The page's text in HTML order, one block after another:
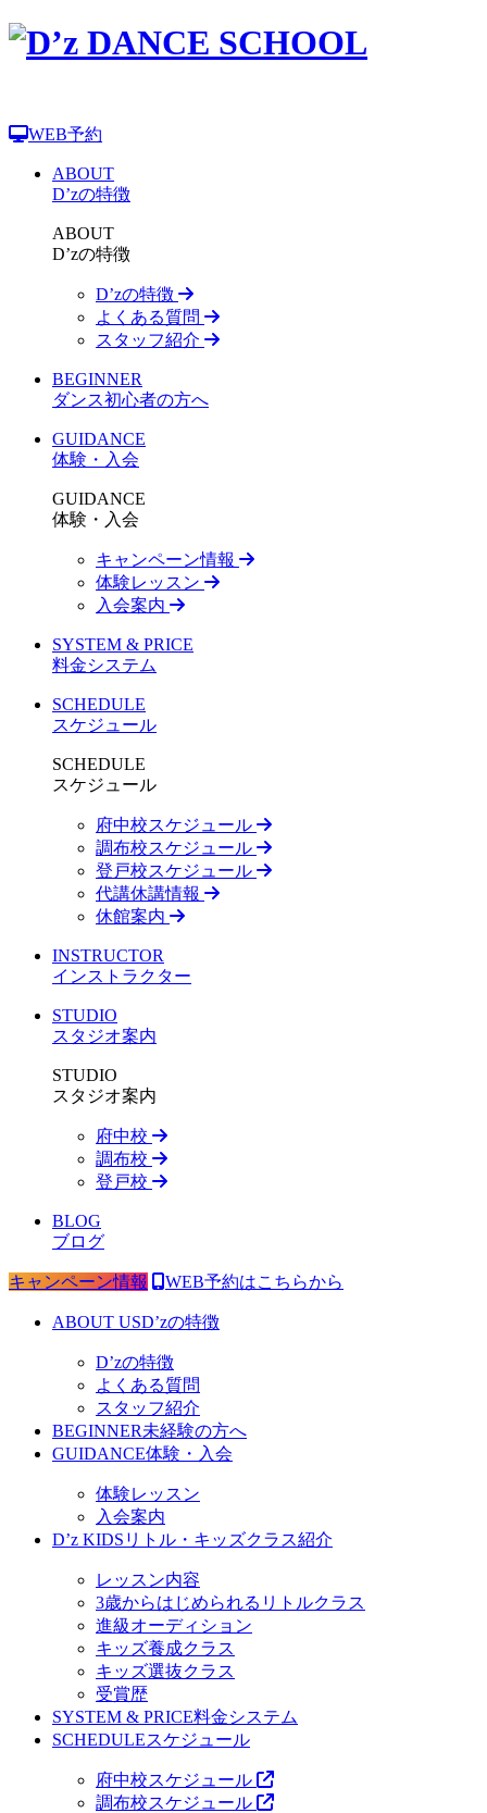
WEB予約
ABOUT
D’zの特徴
ABOUT
D’zの特徴
D’zの特徴
よくある質問
スタッフ紹介
BEGINNER
ダンス初心者の方へ
GUIDANCE
体験・入会
GUIDANCE
体験・入会
キャンペーン情報
体験レッスン
入会案内
SYSTEM & PRICE
料金システム
SCHEDULE
スケジュール
SCHEDULE
スケジュール
府中校スケジュール
調布校スケジュール
登戸校スケジュール
代講休講情報
休館案内
INSTRUCTOR
インストラクター
STUDIO
スタジオ案内
STUDIO
スタジオ案内
府中校
調布校
登戸校
BLOG
ブログ
キャンペーン情報 WEB予約はこちらから
ABOUT USD’zの特徴
D’zの特徴
よくある質問
スタッフ紹介
BEGINNER未経験の方へ
GUIDANCE体験・入会
体験レッスン
入会案内
D’z KIDS リトル・キッズクラス紹介
レッスン内容
3歳からはじめられるリトルクラス
進級オーディション
キッズ養成クラス
キッズ選抜クラス
受賞歴
SYSTEM & PRICE料金システム
SCHEDULEスケジュール
府中校スケジュール
調布校スケジュール